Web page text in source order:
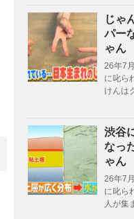
じゃ
パー
ゃん
26年7
に叱ら
けんは
渋谷
なっ
ゃん
26年7
に叱ら
人が集